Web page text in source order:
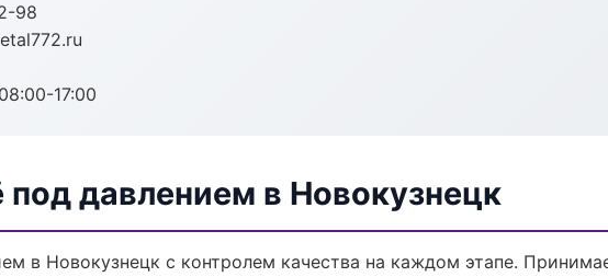
98
17:00
под давлением в Новокузнецк
в Новокузнецк с контролем качества на каждом этапе.